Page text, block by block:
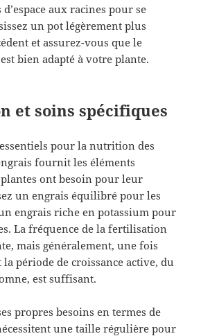
aux racines pour se
un pot légèrement plus
et assurez-vous que le
bien adapté à votre plante.
et soins spécifiques
pour la nutrition des
fournit les éléments
ont besoin pour leur
un engrais équilibré pour les
engrais riche en potassium pour
La fréquence de la fertilisation
mais généralement, une fois
période de croissance active, du
est suffisant.
propres besoins en termes de
une taille régulière pour